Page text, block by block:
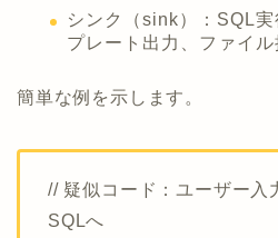
シンク（sink）：SQL
プレート出力、ファイル
簡単な例を示します。
// 疑似コード：ユーザー
SQLへ